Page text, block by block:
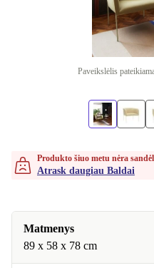
Paveikslėlis
Produkto šiuo metu nėra
Atrask daugiau Baldai
Matmenys
89 x 58 x 78 cm